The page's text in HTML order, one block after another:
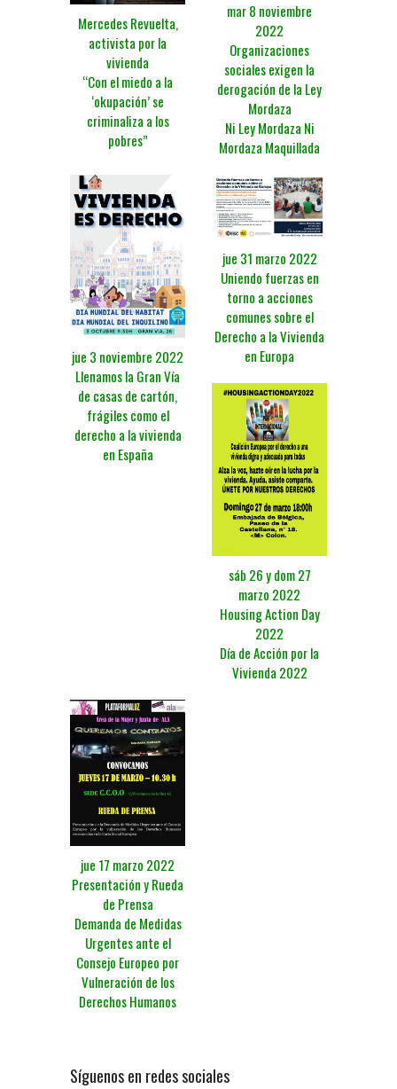
Mercedes Revuelta,
activista por la
vivienda
“Con el miedo a la
‘okupación’ se
criminaliza a los
pobres”
mar 8 noviembre
2022
Organizaciones
sociales exigen la
derogación de la Ley
Mordaza
Ni Ley Mordaza Ni
Mordaza Maquillada
jue 3 noviembre 2022
Llenamos la Gran Vía
de casas de cartón,
frágiles como el
derecho a la vivienda
en España
jue 31 marzo 2022
Uniendo fuerzas en
torno a acciones
comunes sobre el
Derecho a la Vivienda
en Europa
sáb 26 y dom 27
marzo 2022
Housing Action Day
2022
Día de Acción por la
Vivienda 2022
jue 17 marzo 2022
Presentación y Rueda
de Prensa
Demanda de Medidas
Urgentes ante el
Consejo Europeo por
Vulneración de los
Derechos Humanos
Síguenos en redes sociales